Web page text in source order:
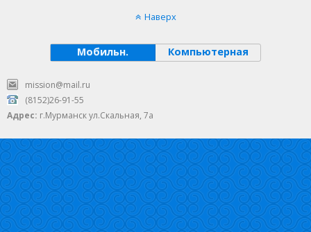
Наверх
Мобильн. Компьютерная
mission@mail.ru
(8152)26-91-55
Адрес: г.Мурманск ул.Скальная, 7а